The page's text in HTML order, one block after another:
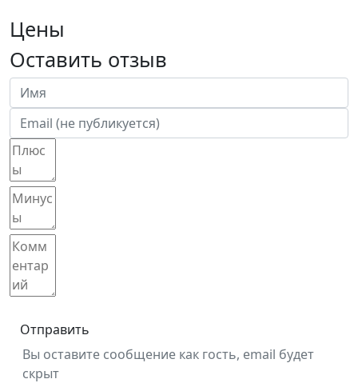
Цены
Оставить отзыв
Отправить
Вы оставите сообщение как гость, email будет
скрыт